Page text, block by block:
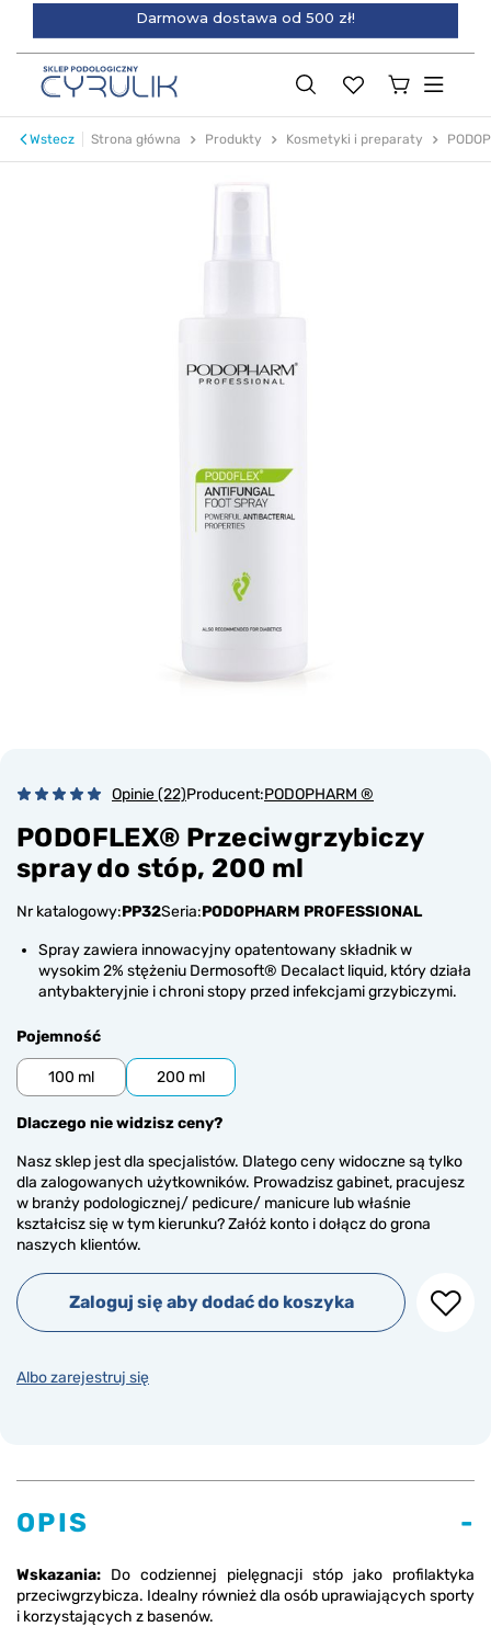
Darmowa dostawa od 500 zł!
Wstecz Strona główna Produkty Kosmetyki i preparaty
Opinie (22)Producent:PODOPHARM ®
PODOFLEX® Przeciwgrzybiczy
spray do stóp, 200 ml
Nr katalogowy:PP32Seria:PODOPHARM PROFESSIONAL
Spray zawiera innowacyjny opatentowany składnik w
wysokim 2% stężeniu Dermosoft® Decalact liquid, który działa
antybakteryjnie i chroni stopy przed infekcjami grzybiczymi.
Pojemność
100 ml 200 ml
Dlaczego nie widzisz ceny?
Nasz sklep jest dla specjalistów. Dlatego ceny widoczne są tylko
dla zalogowanych użytkowników. Prowadzisz gabinet, pracujesz
w branży podologicznej/ pedicure/ manicure lub właśnie
kształcisz się w tym kierunku? Załóż konto i dołącz do grona
naszych klientów.
Zaloguj się aby dodać do koszyka
Albo zarejestruj się
OPIS
Wskazania: Do codziennej pielęgnacji stóp jako profilaktyka
przeciwgrzybicza. Idealny również dla osób uprawiających sporty
i korzystających z basenów.